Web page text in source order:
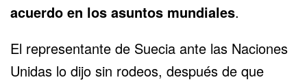
acuerdo en los asuntos mundiales.
El representante de Suecia ante las Naciones
Unidas lo dijo sin rodeos, después de que